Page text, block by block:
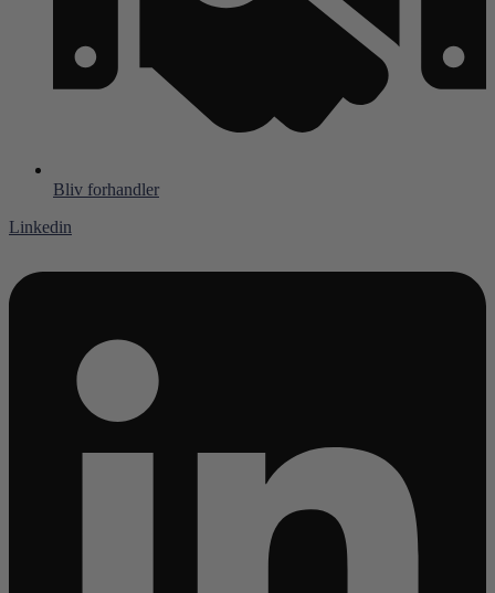
Bliv forhandler
Linkedin